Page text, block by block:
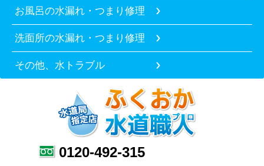
お風呂の水漏れ・つまり修理
洗面所の水漏れ・つまり修理
その他、水トラブル
0120-492-315